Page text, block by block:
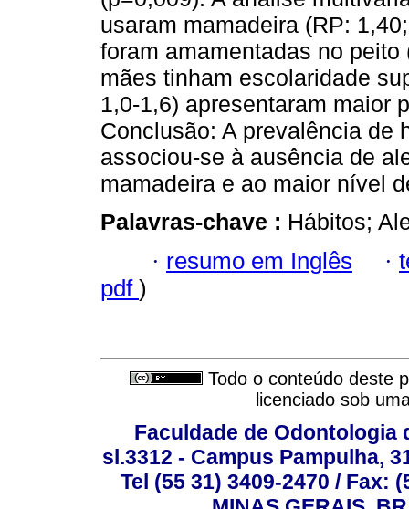
usaram mamadeira (RP:
foram amamentadas no
mães tinham escolaridade
1,0-1,6) apresentaram maior
Conclusão: A prevalência de
associou-se à ausência de
mamadeira e ao maior nível
Palavras-chave : Hábitos;
· resumo em Inglês ·
pdf )
Todo o conteúdo deste
licenciado sob
Faculdade de Odontologia
sl.3312 - Campus Pampulha,
Tel (55 31) 3409-2470 / Fax: